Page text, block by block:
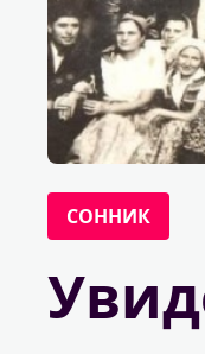
СОННИК